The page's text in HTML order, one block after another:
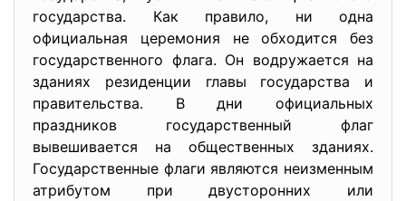
государства. Как правило, ни одна
официальная церемония не обходится без
государственного флага. Он водружается на
зданиях резиденции главы государства и
правительства. В дни официальных
праздников государственный флаг
вывешивается на общественных зданиях.
Государственные флаги являются неизменным
атрибутом при двусторонних или